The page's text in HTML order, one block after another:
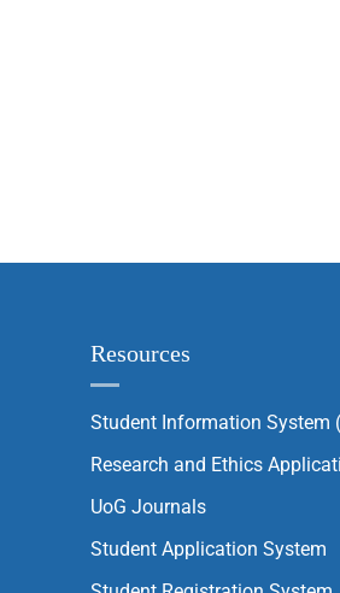
Resources
Student Information System
Research and Ethics
UoG Journals
Student Application System